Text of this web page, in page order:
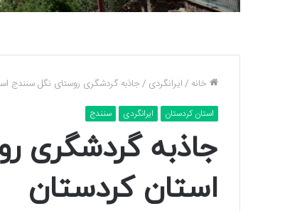
خانه /ایرانگردی /جاذبه گردشگری روستای نگل سنندج
استان کردستان ایرانگردی سنندج
جاذبه گردشگری
استان کردستان